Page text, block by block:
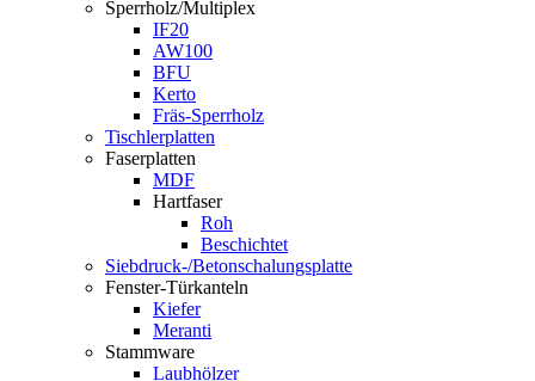
Sperrholz/Multiplex
IF20
AW100
BFU
Kerto
Fräs-Sperrholz
Tischlerplatten
Faserplatten
MDF
Hartfaser
Roh
Beschichtet
Siebdruck-/Betonschalungsplatte
Fenster-Türkanteln
Kiefer
Meranti
Stammware
Laubhölzer